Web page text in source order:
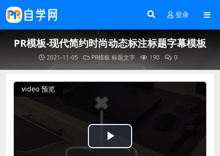
登录
PR模板-现代简约时尚动态标注标题字幕模板
2021-11-05 PR模板 标题文字 190 0
video 预览
Play